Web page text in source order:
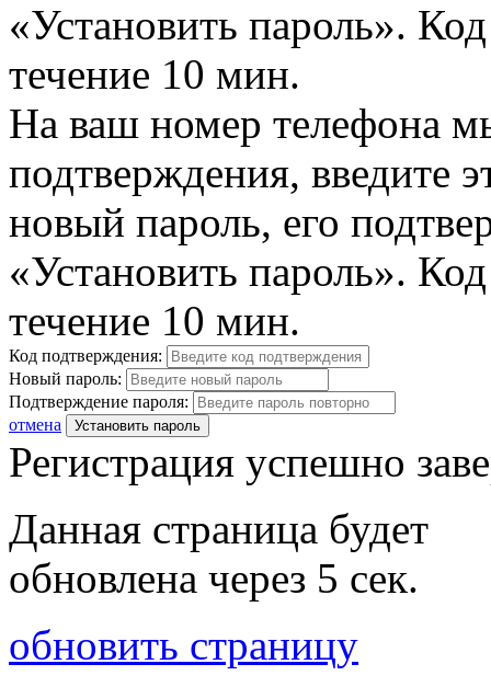
«Установить пароль».
течение 10 мин.
На ваш номер телефона
подтверждения, введите
новый пароль, его
«Установить пароль».
течение 10 мин.
Код подтверждения:
Новый пароль:
Подтверждение пароля:
отмена
Установить пароль
Регистрация успешно
Данная страница будет
обновлена через 5 сек.
обновить страницу